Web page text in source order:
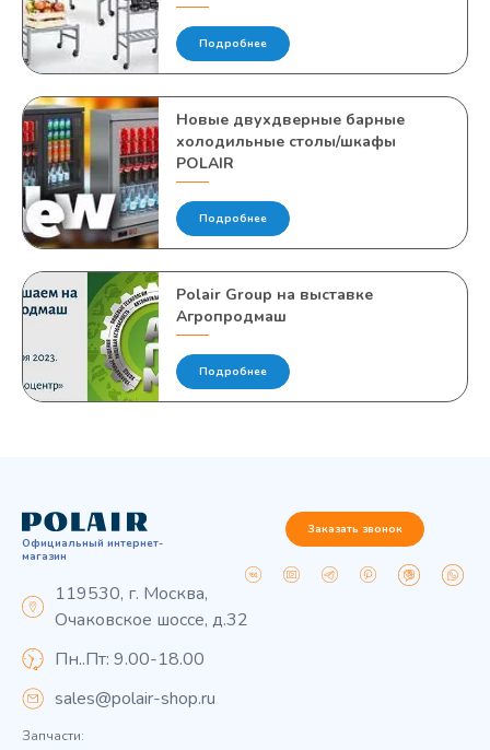
Подробнее
Новые двухдверные барные
холодильные столы/шкафы
POLAIR
Подробнее
Polair Group на выставке
Агропродмаш
Подробнее
Официальный интернет-
магазин
119530, г. Москва,
Очаковское шоссе, д.32
Пн..Пт: 9.00-18.00
sales@polair-shop.ru
Запчасти:
Заказать звонок